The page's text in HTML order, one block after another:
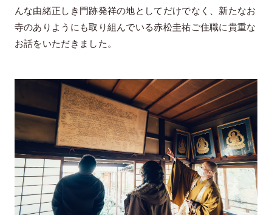
んな由緒正しき門跡発祥の地としてだけでなく、新たなお
寺のありようにも取り組んでいる赤松圭祐ご住職に貴重な
お話をいただきました。